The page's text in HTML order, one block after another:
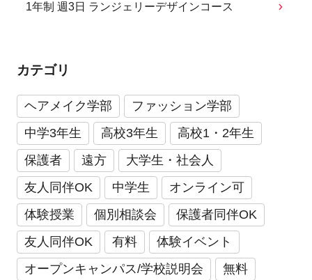
1年制 週3日 ランジェリーデザインコース
カテゴリ
ヘアメイク学部
ファッション学部
中学3年生
高校3年生
高校1・2年生
保護者
遠方
大学生・社会人
友人同伴OK
中学生
オンライン可
体験授業
個別相談会
保護者同伴OK
友人同伴OK
有料
体験イベント
オープンキャンパス/学校説明会
無料